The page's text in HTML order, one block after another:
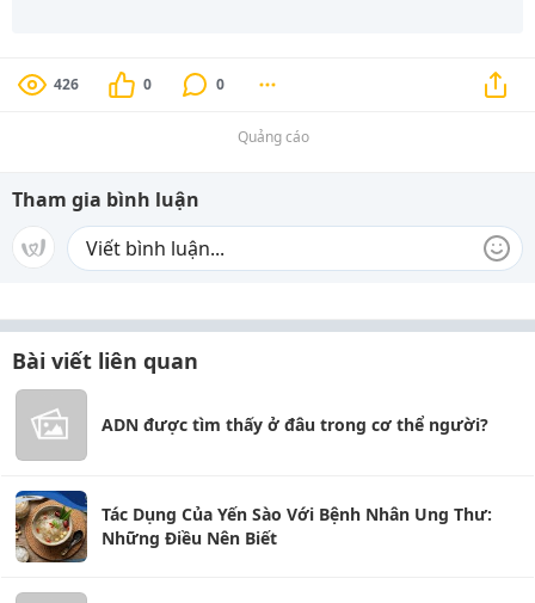
426 0 0
Quảng cáo
Tham gia bình luận
Bài viết liên quan
ADN được tìm thấy ở đâu trong cơ thể người?
Tác Dụng Của Yến Sào Với Bệnh Nhân Ung Thư:
Những Điều Nên Biết